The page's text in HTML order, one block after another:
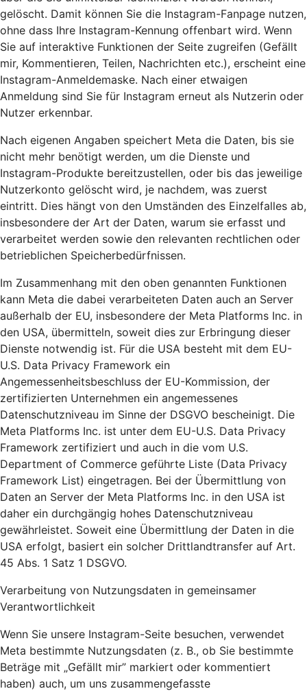
gelöscht. Damit können Sie die Instagram-Fanpage nutzen,
ohne dass Ihre Instagram-Kennung offenbart wird. Wenn
Sie auf interaktive Funktionen der Seite zugreifen (Gefällt
mir, Kommentieren, Teilen, Nachrichten etc.), erscheint eine
Instagram-Anmeldemaske. Nach einer etwaigen
Anmeldung sind Sie für Instagram erneut als Nutzerin oder
Nutzer erkennbar.
Nach eigenen Angaben speichert Meta die Daten, bis sie
nicht mehr benötigt werden, um die Dienste und
Instagram-Produkte bereitzustellen, oder bis das jeweilige
Nutzerkonto gelöscht wird, je nachdem, was zuerst
eintritt. Dies hängt von den Umständen des Einzelfalles ab,
insbesondere der Art der Daten, warum sie erfasst und
verarbeitet werden sowie den relevanten rechtlichen oder
betrieblichen Speicherbedürfnissen.
Im Zusammenhang mit den oben genannten Funktionen
kann Meta die dabei verarbeiteten Daten auch an Server
außerhalb der EU, insbesondere der Meta Platforms Inc. in
den USA, übermitteln, soweit dies zur Erbringung dieser
Dienste notwendig ist. Für die USA besteht mit dem EU-
U.S. Data Privacy Framework ein
Angemessenheitsbeschluss der EU-Kommission, der
zertifizierten Unternehmen ein angemessenes
Datenschutzniveau im Sinne der DSGVO bescheinigt. Die
Meta Platforms Inc. ist unter dem EU-U.S. Data Privacy
Framework zertifiziert und auch in die vom U.S.
Department of Commerce geführte Liste (Data Privacy
Framework List) eingetragen. Bei der Übermittlung von
Daten an Server der Meta Platforms Inc. in den USA ist
daher ein durchgängig hohes Datenschutzniveau
gewährleistet. Soweit eine Übermittlung der Daten in die
USA erfolgt, basiert ein solcher Drittlandtransfer auf Art.
45 Abs. 1 Satz 1 DSGVO.
Verarbeitung von Nutzungsdaten in gemeinsamer
Verantwortlichkeit
Wenn Sie unsere Instagram-Seite besuchen, verwendet
Meta bestimmte Nutzungsdaten (z. B., ob Sie bestimmte
Beträge mit „Gefällt mir” markiert oder kommentiert
haben) auch, um uns zusammengefasste